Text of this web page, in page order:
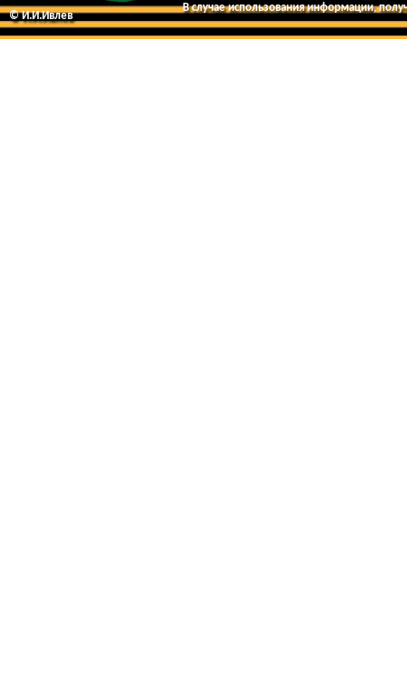
© И.И.Ивлев
В случае использования информации,